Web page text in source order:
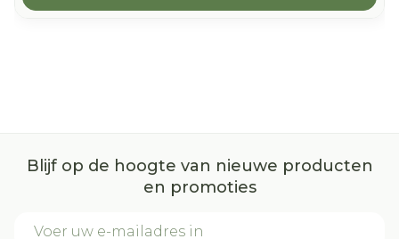
Blijf op de hoogte van nieuwe producten
en promoties